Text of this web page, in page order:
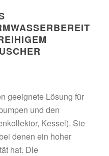
geeignete Lösung für
und den
Kessel). Sie
denen ein hoher
hat. Die